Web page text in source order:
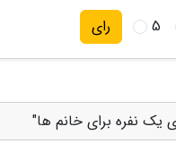
5 رای
یک نفره برای خانم ها"